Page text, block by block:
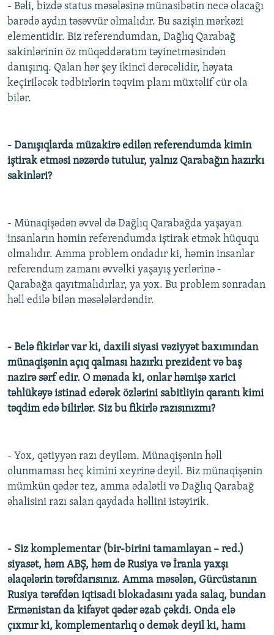
- Bəli, bizdə status məsələsinə münasibətin necə olacağı
barədə aydın təsəvvür olmalıdır. Bu sazişin mərkəzi
elementidir. Biz referendumdan, Dağlıq Qarabağ
sakinlərinin öz müqəddəratını təyinetməsindən
danışırıq. Qalan hər şey ikinci dərəcəlidir, həyata
keçiriləcək tədbirlərin təqvim planı müxtəlif cür ola
bilər.
- Danışıqlarda müzakirə edilən referendumda kimin
iştirak etməsi nəzərdə tutulur, yalnız Qarabağın hazırkı
sakinləri?
- Münaqişədən əvvəl də Dağlıq Qarabağda yaşayan
insanların həmin referendumda iştirak etmək hüququ
olmalıdır. Amma problem ondadır ki, həmin insanlar
referendum zamanı əvvəlki yaşayış yerlərinə -
Qarabağa qayıtmalıdırlar, ya yox. Bu problem sonradan
həll edilə bilən məsələlərdəndir.
- Belə fikirlər var ki, daxili siyasi vəziyyət baxımından
münaqişənin açıq qalması hazırkı prezident və baş
nazirə sərf edir. O mənada ki, onlar həmişə xarici
təhlükəyə istinad edərək özlərini sabitliyin qarantı kimi
təqdim edə bilirlər. Siz bu fikirlə razısınızmı?
- Yox, qətiyyən razı deyiləm. Münaqişənin həll
olunmaması heç kimini xeyrinə deyil. Biz münaqişənin
mümkün qədər tez, amma ədalətli və Dağlıq Qarabağ
əhalisini razı salan qaydada həllini istəyirik.
- Siz komplementar (bir-birini tamamlayan – red.)
siyasət, həm ABŞ, həm də Rusiya və İranla yaxşı
əlaqələrin tərəfdarısınız. Amma məsələn, Gürcüstanın
Rusiya tərəfdən iqtisadi blokadasını yada salaq, bundan
Ermənistan da kifayət qədər əzab çəkdi. Onda elə
çıxmır ki, komplementarlıq o demək deyil ki, hamı